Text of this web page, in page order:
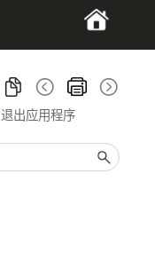
退出应用程序